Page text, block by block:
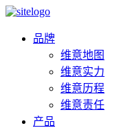
品牌
维意地图
维意实力
维意历程
维意责任
产品